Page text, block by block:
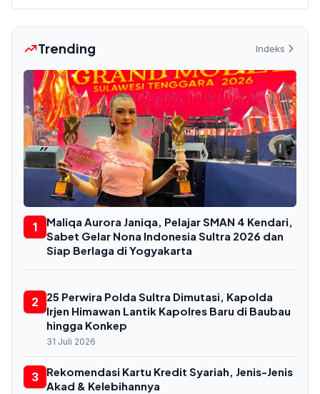
Trending Indeks
1
Maliqa Aurora Janiqa, Pelajar SMAN 4 Kendari,
Sabet Gelar Nona Indonesia Sultra 2026 dan
Siap Berlaga di Yogyakarta
2
25 Perwira Polda Sultra Dimutasi, Kapolda
Irjen Himawan Lantik Kapolres Baru di Baubau
hingga Konkep
31 Juli 2026
3
Rekomendasi Kartu Kredit Syariah, Jenis-Jenis
Akad & Kelebihannya